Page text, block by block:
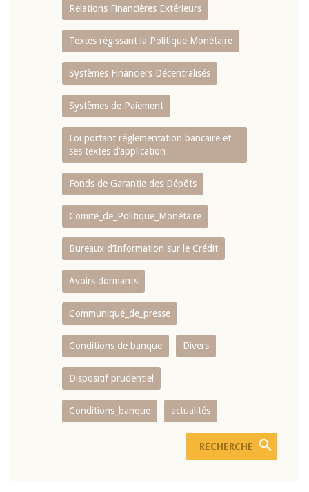
Relations Financières Extérieurs
Textes régissant la Politique Monétaire
Systèmes Financiers Décentralisés
Systèmes de Paiement
Loi portant réglementation bancaire et
ses textes d’application
Fonds de Garantie des Dépôts
Comité_de_Politique_Monétaire
Bureaux d’Information sur le Crédit
Avoirs dormants
Communiqué_de_presse
Conditions de banque Divers
Dispositif prudentiel
Conditions_banque actualités